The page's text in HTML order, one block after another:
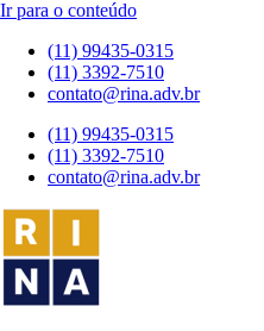
Ir para o conteúdo
(11) 99435-0315
(11) 3392-7510
contato@rina.adv.br
(11) 99435-0315
(11) 3392-7510
contato@rina.adv.br